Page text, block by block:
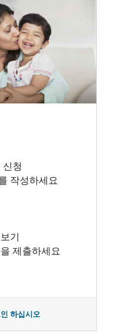
신청
작성하세요
기
제출하세요
하십시오